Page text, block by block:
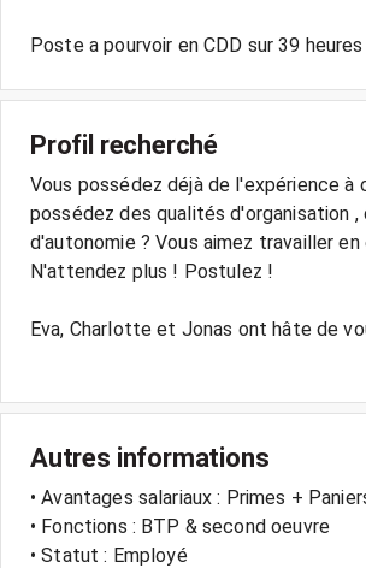
Profil recherché
Vous possédez déjà de l'expérience à
possédez des qualités d'organisation ,
d'autonomie ? Vous aimez travailler en
N'attendez plus ! Postulez !
Eva, Charlotte et Jonas ont hâte de
Autres informations
• Avantages salariaux : Primes +
• Fonctions : BTP & second oeuvre
• Statut : Employé